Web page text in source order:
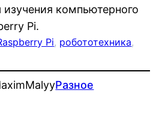
изучения компьютерного
Pi.
Pi, робототехника
Разное